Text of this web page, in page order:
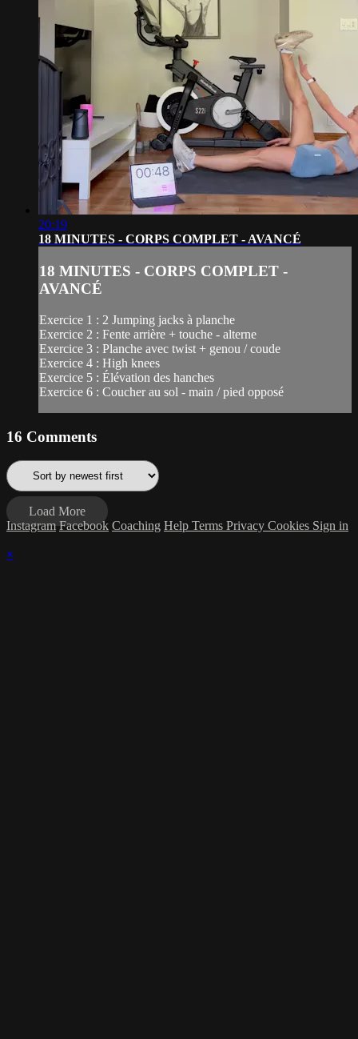
20:19
18 MINUTES - CORPS COMPLET - AVANCÉ
18 MINUTES - CORPS COMPLET -
AVANCÉ
Exercice 1 : 2 Jumping jacks à planche
Exercice 2 : Fente arrière + touche - alterne
Exercice 3 : Planche avec twist + genou / coude
Exercice 4 : High knees
Exercice 5 : Élévation des hanches
Exercice 6 : Coucher au sol - main / pied opposé
16 Comments
Load More
Instagram Facebook Coaching Help Terms Privacy Cookies Sign in
×